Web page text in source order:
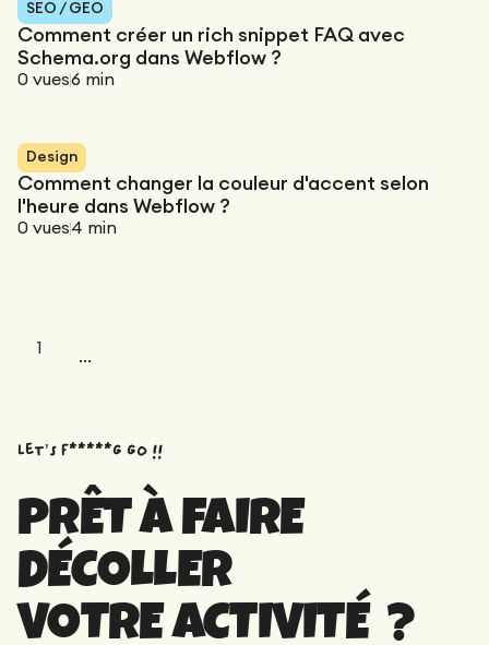
SEO / GEO
Comment créer un rich snippet FAQ avec
Schema.org dans Webflow ?
0 vues6 min
Design
Comment changer la couleur d'accent selon
l'heure dans Webflow ?
0 vues4 min
1 ...
Let’s f*****G GO !!
PRÊT À FAIRE
DÉCOLLER
VOTRE ACTIVITÉ ?